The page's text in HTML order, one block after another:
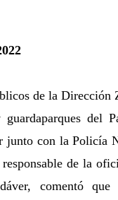
de la
del
junto con la Policía
de la
comentó que